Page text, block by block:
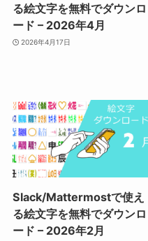
る絵文字を無料でダウンロ
ード – 2026年4月
2026年4月17日
Slack/Mattermostで使え
る絵文字を無料でダウンロ
ード – 2026年2月